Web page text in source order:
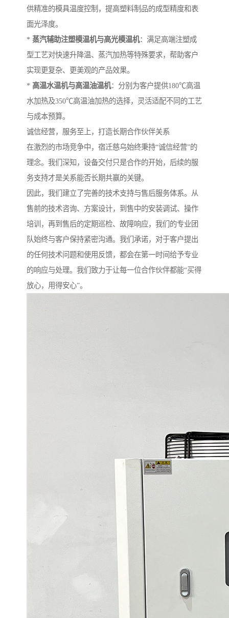
供精准的模具温度控制，提高塑料制品的成型精度和表
面光泽度。
* 蒸汽辅助注塑模温机与高光模温机：满足高端注塑成
型工艺对快速升降温、蒸汽加热等特殊要求，帮助客户
实现更复杂、更美观的产品效果。
* 高温水温机与高温油温机：分别为客户提供180℃高温
水加热及350℃高温油加热的选择，灵活适配不同的工艺
与成本预算。
诚信经营，服务至上，打造长期合作伙伴关系
在激烈的市场竞争中，宿迁慈乌始终秉持“诚信经营”的
理念。我们深知，设备交付只是合作的开始，后续的服
务支持才是关系能否长期共赢的关键。
因此，我们建立了完善的技术支持与售后服务体系。从
售前的技术咨询、方案设计，到售中的安装调试、操作
培训，再到售后的定期巡检、故障响应，我们的专业团
队始终与客户保持紧密沟通。我们承诺，对于客户提出
的任何技术问题和使用反馈，都会在第一时间给予专业
的响应与处理。我们致力于让每一位合作伙伴都能“买得
放心，用得安心”。